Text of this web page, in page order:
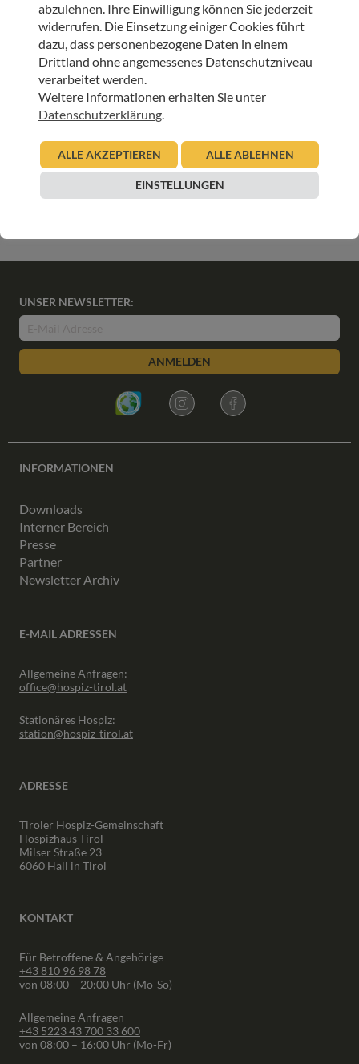
Urban Regensburger
Beitrag lesen
HOSPIZ TIROL
12.06.2026
Sigrid Woergoetter
Beitrag lesen
UNSER NEWSLETTER:
ANMELDEN
INFORMATIONEN
Downloads
Interner Bereich
Presse
Partner
Newsletter Archiv
E-MAIL ADRESSEN
Allgemeine Anfragen:
office@hospiz-tirol.at
Stationäres Hospiz:
station@hospiz-tirol.at
ADRESSE
Tiroler Hospiz-Gemeinschaft
Hospizhaus Tirol
Milser Straße 23
6060 Hall in Tirol
KONTAKT
Für Betroffene & Angehörige
+43 810 96 98 78
von 08:00 – 20:00 Uhr (Mo-So)
Allgemeine Anfragen
+43 5223 43 700 33 600
von 08:00 – 16:00 Uhr (Mo-Fr)
abzulehnen. Ihre Einwilligung können Sie jederzeit
widerrufen. Die Einsetzung einiger Cookies führt
dazu, dass personenbezogene Daten in einem
Drittland ohne angemessenes Datenschutzniveau
verarbeitet werden.
Weitere Informationen erhalten Sie unter
Datenschutzerklärung.
ALLE AKZEPTIEREN ALLE ABLEHNEN
EINSTELLUNGEN